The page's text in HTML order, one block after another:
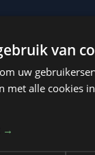
van
uw
met alle cookies
→